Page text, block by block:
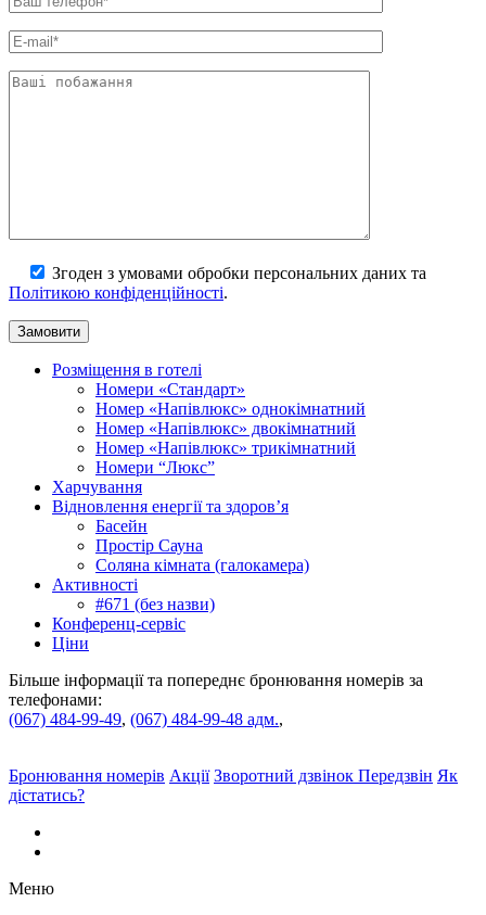
Згоден з умовами обробки персональних даних та
Політикою конфіденційності.
Розміщення в готелі
Номери «Стандарт»
Номер «Напівлюкс» однокімнатний
Номер «Напівлюкс» двокімнатний
Номер «Напівлюкс» трикімнатний
Номери “Люкс”
Харчування
Відновлення енергії та здоров’я
Басейн
Простір Сауна
Соляна кімната (галокамера)
Активності
#671 (без назви)
Конференц-сервіс
Ціни
Більше інформації та попереднє бронювання номерів за
телефонами:
(067) 484-99-49, (067) 484-99-48 адм.,
Бронювання номерів Акції Зворотний дзвінок Передзвін Як
дiстатись?
Меню